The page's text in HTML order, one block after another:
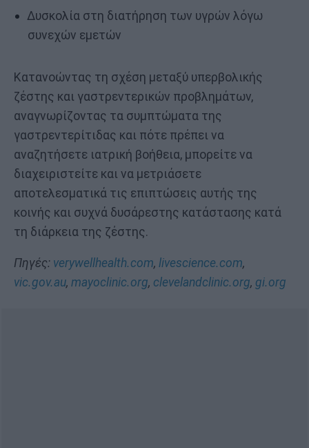
Δυσκολία στη διατήρηση των υγρών λόγω
συνεχών εμετών
Κατανοώντας τη σχέση μεταξύ υπερβολικής
ζέστης και γαστρεντερικών προβλημάτων,
αναγνωρίζοντας τα συμπτώματα της
γαστρεντερίτιδας και πότε πρέπει να
αναζητήσετε ιατρική βοήθεια, μπορείτε να
διαχειριστείτε και να μετριάσετε
αποτελεσματικά τις επιπτώσεις αυτής της
κοινής και συχνά δυσάρεστης κατάστασης κατά
τη διάρκεια της ζέστης.
Πηγές: verywellhealth.com, livescience.com,
vic.gov.au, mayoclinic.org, clevelandclinic.org, gi.org